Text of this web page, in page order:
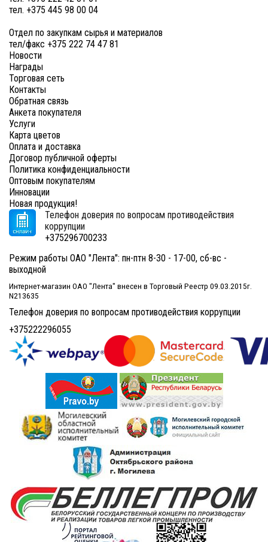
тел. +375 445 98 00 04
Отдел по закупкам сырья и материалов
тел/факс +375 222 74 47 81
Новости
Награды
Торговая сеть
Контакты
Обратная связь
Анкета покупателя
Услуги
Карта цветов
Оплата и доставка
Договор публичной оферты
Политика конфиденциальности
Оптовым покупателям
Инновации
Новая продукция!
Телефон доверия по вопросам противодействия
коррупции
+375296700233
Режим работы ОАО "Лента": пн-птн 8-30 - 17-00, сб-вс -
выходной
Интернет-магазин ОАО "Лента" внесен в Торговый Реестр 09.03.2015г.
N213635
Телефон доверия по вопросам противодействия коррупции
+375222296055